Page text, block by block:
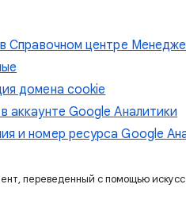
Справочном центре
домена cookie
аккаунте Google Аналитики
и номер ресурса Google
переведенный с помощью